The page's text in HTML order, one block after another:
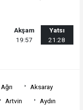
Akşam
19:57
Yatsı
21:28
Ağrı
Aksaray
Artvin
Aydın